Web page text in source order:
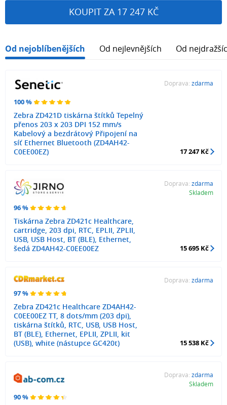
KOUPIT ZA 17 247 KČ
Od nejoblíbenějších Od nejlevnějších Od
100 %
Zebra ZD421D tiskárna štítků Tepelný
přenos 203 x 203 DPI 152 mm/s
Kabelový a bezdrátový Připojení na
síť Ethernet Bluetooth (ZD4AH42-
C0EE00EZ)
Doprava: zdarma
17 247 Kč
96 %
Tiskárna Zebra ZD421c Healthcare,
cartridge, 203 dpi, RTC, EPLII, ZPLII,
USB, USB Host, BT (BLE), Ethernet,
šedá ZD4AH42-C0EE00EZ
Doprava: zdarma
Skladem
15 695 Kč
97 %
Zebra ZD421c Healthcare ZD4AH42-
C0EE00EZ TT, 8 dots/mm (203 dpi),
tiskárna štítků, RTC, USB, USB Host,
BT (BLE), Ethernet, EPLII, ZPLII, kit
(USB), white (nástupce GC420t)
Doprava: zdarma
15 538 Kč
90 %
Doprava: zdarma
Skladem